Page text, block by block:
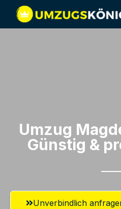
Umzug
Günstig &
Unverbindlich